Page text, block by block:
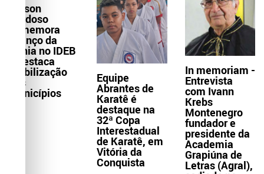
Wilson
Cardoso
comemora
avanço da
Bahia no IDEB
e destaca
mobilização
dos
municípios
Equipe
Abrantes de
Karatê é
destaque na
32ª Copa
Interestadual
de Karatê, em
Vitória da
Conquista
In memoriam -
Entrevista
com Ivann
Krebs
Montenegro
fundador e
presidente da
Academia
Grapiúna de
Letras (Agral),